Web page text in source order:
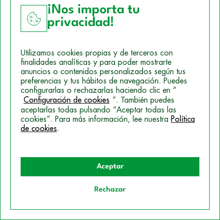
Actualidad en Oposiciones,Orientación Laboral
Artículos relacionados
¡Nos importa tu
privacidad!
Utilizamos cookies propias y de terceros con
finalidades analíticas y para poder mostrarte
anuncios o contenidos personalizados según tus
preferencias y tus hábitos de navegación. Puedes
configurarlas o rechazarlas haciendo clic en “
Configuración de cookies ”. También puedes
aceptarlas todas pulsando “Aceptar todas las
cookies”. Para más información, lee nuestra Política
de cookies.
Aceptar
Rechazar